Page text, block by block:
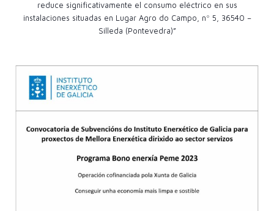
reduce significativamente el consumo eléctrico en sus
instalaciones situadas en Lugar Agro do Campo, nº 5, 36540 –
Silleda (Pontevedra)”